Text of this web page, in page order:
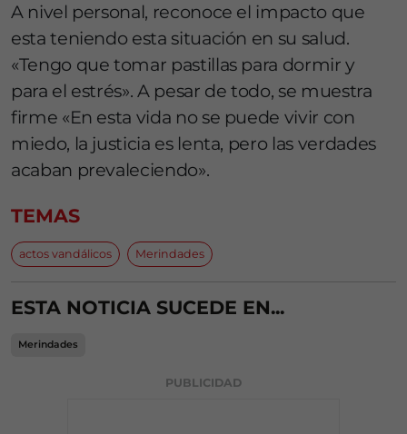
A nivel personal, reconoce el impacto que
esta teniendo esta situación en su salud.
«Tengo que tomar pastillas para dormir y
para el estrés». A pesar de todo, se muestra
firme «En esta vida no se puede vivir con
miedo, la justicia es lenta, pero las verdades
acaban prevaleciendo».
TEMAS
actos vandálicos Merindades
ESTA NOTICIA SUCEDE EN...
Merindades
PUBLICIDAD